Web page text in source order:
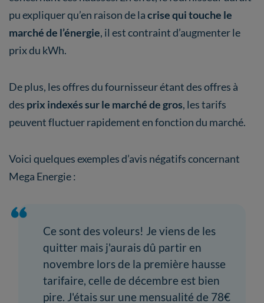
pu expliquer qu’en raison de lacrise qui touche le
marché de l’énergie, il est contraint d’augmenter le
prix du kWh.
De plus, les offres du fournisseur étant des offres à
des prix indexés sur le marché de gros, les tarifs
peuvent fluctuer rapidement en fonction du marché.
Voici quelques exemples d’avis négatifs concernant
Mega Energie :
Ce sont des voleurs! Je viens de les
quitter mais j'aurais dû partir en
novembre lors de la première hausse
tarifaire, celle de décembre est bien
pire. J'étais sur une mensualité de 78€